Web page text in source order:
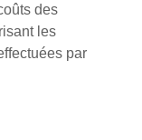
des
les
par